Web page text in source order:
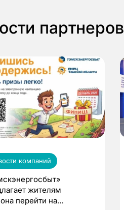
партнеров
компаний
жителям
перейти на